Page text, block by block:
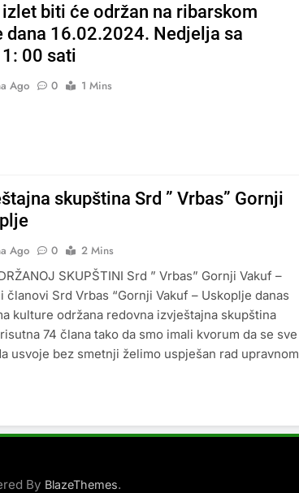
biti će održan na ribarskom
dana 16.02.2024. Nedjelja sa
00 sati
Ago 0 1 Mins
skupština Srd ” Vrbas” Gornji
Ago 0
2 Mins
SKUPŠTINI Srd ” Vrbas” Gornji Vakuf –
članovi Srd Vrbas “Gornji Vakuf – Uskoplje danas
kulture održana redovna izvještajna skupština
74 člana tako da smo imali kvorum da se sve
usvoje bez smetnji želimo uspješan rad upravnom
By BlazeThemes.